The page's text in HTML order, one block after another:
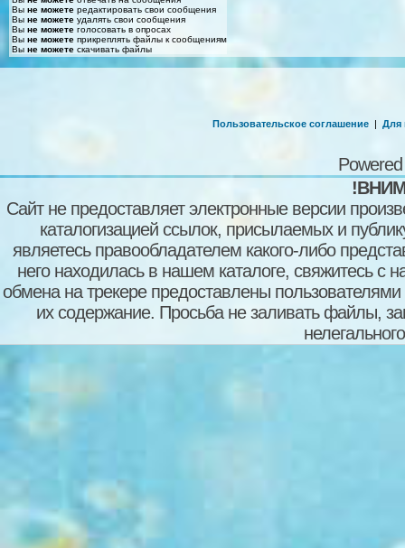
Вы не можете редактировать свои сообщения
Вы не можете удалять свои сообщения
Вы не можете голосовать в опросах
Вы не можете прикреплять файлы к сообщениям
Вы не можете скачивать файлы
Пользовательское соглашение | Для
Сайт не предоставляет электронные версии
каталогизацией ссылок, присылаемых и
являетесь правообладателем какого-либо
него находилась в нашем каталоге, свяжитесь
обмена на трекере предоставлены пользователями
их содержание. Просьба не заливать файлы,